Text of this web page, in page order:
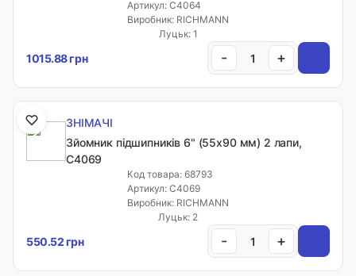
Сервіс
Телефони:
+38 050 1066771
+38 063 1066771
Email:
sales.sealmarket@gmail.com
Артикул: C4064
Виробник: RICHMANN
Луцьк: 1
1015.88 грн - +
ЗНІМАЧІ
Зйомник підшипників 6" (55х90 мм) 2 лапи,
C4069
Код товара: 68793
Артикул: C4069
Виробник: RICHMANN
Луцьк: 2
550.52 грн - +